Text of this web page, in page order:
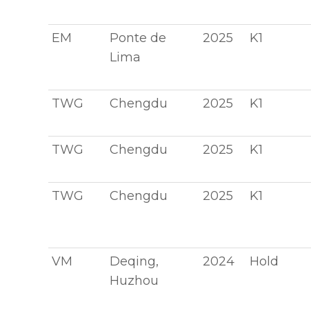
EM
Ponte de
Lima
2025 K1
TWG
Chengdu 2025 K1
TWG
Chengdu 2025 K1
TWG
Chengdu 2025 K1
VM
Deqing,
Huzhou
2024 Hold